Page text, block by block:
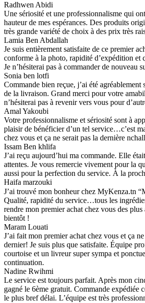
Radhwen Abidi
Une sériosité et une professionnalisme qui
hauteur de mes espérances. Des produits
très grande variété de choix à des prix très
Lamia Ben Abdallah
Je suis entièrement satisfaite de ce premier
conforme à la photo, rapidité d’expédition et
Je n’hésiterai pas à commander de nouveau
Sonia ben lotfi
Commande bien reçue, j’ai été agréablement
de la livraison. Grand merci pour votre
n’hésiterai pas à revenir vers vous pour
Amal Yakoubi
Votre professionnalisme et sériosité sont à
plaisir de bénéficier d’un tel service…c’est
chez vous et ça ne serait pas la dernière
Issam Ben khlifa
J’ai reçu aujourd’hui ma commande. Elle
attentes. Je vous remercie vivement pour la
aussi pour la perfection du service. À la
Haifa marzouki
J’ai trouvé mon bonheur chez MyKenza.tn
Qualité, rapidité du service…tous les
rendre mon premier achat chez vous des plus
bientôt !
Maram Louati
J’ai fait mon premier achat chez vous et ça
dernier! Je suis plus que satisfaite. Équipe
courtoise et un livreur super sympa et
continuation.
Nadine Rwihmi
Le service est toujours parfait. Après mon
gagné le 6ème gratuit. Commande expédiée
le plus bref délai. L’équipe est très